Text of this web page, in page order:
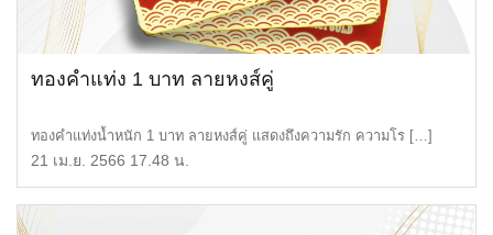
ทองคำแท่ง 1 บาท ลายหงส์คู่
ทองคำแท่งน้ำหนัก 1 บาท ลายหงส์คู่ แสดงถึงความรัก ความโร […]
21 เม.ย. 2566 17.48 น.